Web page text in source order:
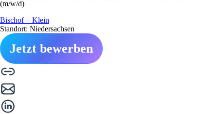
(m/w/d)
Bischof + Klein
Standort: Niedersachsen
Jetzt bewerben